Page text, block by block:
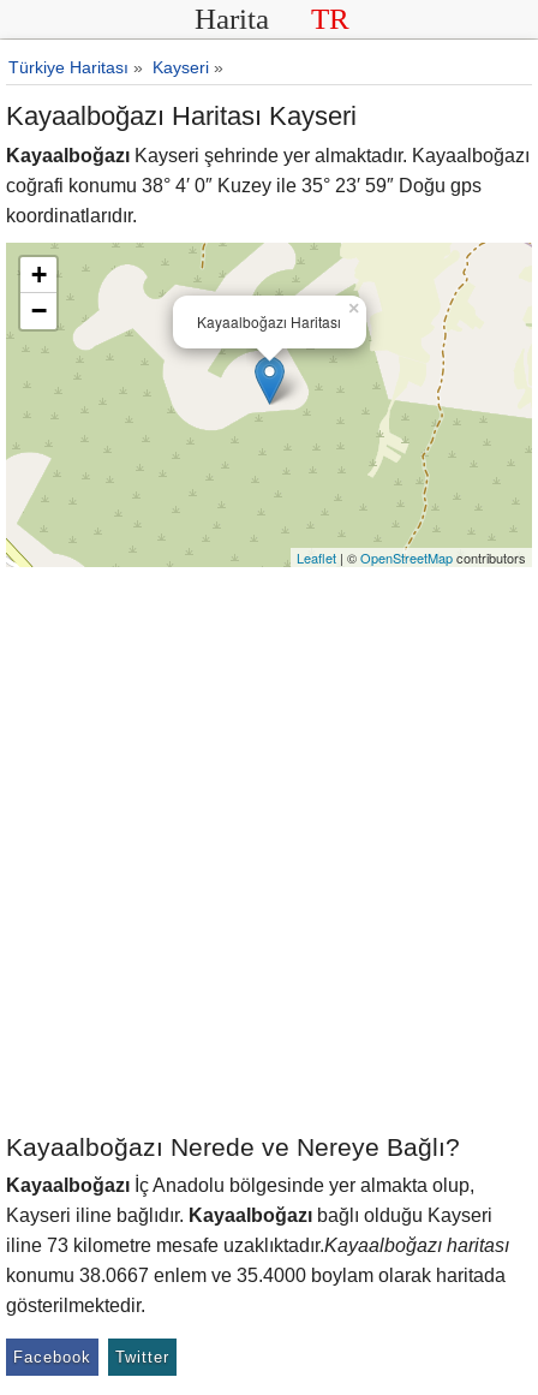
Harita TR
Türkiye Haritası » Kayseri »
Kayaalboğazı Haritası Kayseri
Kayaalboğazı Kayseri şehrinde yer almaktadır. Kayaalboğazı
coğrafi konumu 38° 4′ 0″ Kuzey ile 35° 23′ 59″ Doğu gps
koordinatlarıdır.
Kayaalboğazı Haritası
×
+
−
Leaflet | ©OpenStreetMapcontributors
Kayaalboğazı Nerede ve Nereye Bağlı?
Kayaalboğazı İç Anadolu bölgesinde yer almakta olup,
Kayseri iline bağlıdır. Kayaalboğazı bağlı olduğu Kayseri
iline 73 kilometre mesafe uzaklıktadır.Kayaalboğazı haritası
konumu 38.0667 enlem ve 35.4000 boylam olarak haritada
gösterilmektedir.
Facebook Twitter